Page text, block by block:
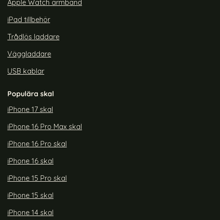
Apple Watch armband
iPad tillbehör
Trådlös laddare
Väggladdare
USB kablar
Populära skal
iPhone 17 skal
iPhone 16 Pro Max skal
iPhone 16 Pro skal
iPhone 16 skal
iPhone 15 Pro skal
iPhone 15 skal
iPhone 14 skal